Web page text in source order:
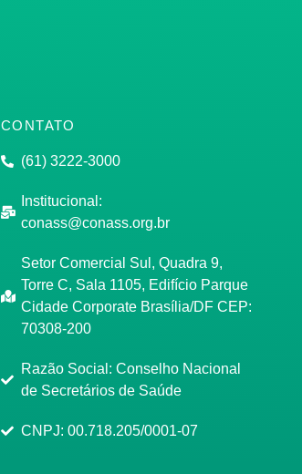
CONTATO
(61) 3222-3000
Institucional:
conass@conass.org.br
Setor Comercial Sul, Quadra 9,
Torre C, Sala 1105, Edifício Parque
Cidade Corporate Brasília/DF CEP:
70308-200
Razão Social: Conselho Nacional
de Secretários de Saúde
CNPJ: 00.718.205/0001-07